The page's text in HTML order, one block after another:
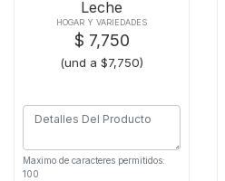
Leche
HOGAR Y VARIEDADES
$ 7,750
(und a $7,750)
Maximo de caracteres permitidos:
100